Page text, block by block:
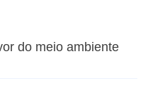
do meio ambiente